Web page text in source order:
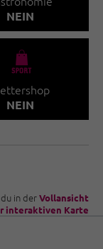
NEIN
🧀
NEIN
in derVollansicht
interaktiven Karte